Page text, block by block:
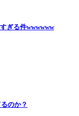
ぎる件wwwwww
のか？